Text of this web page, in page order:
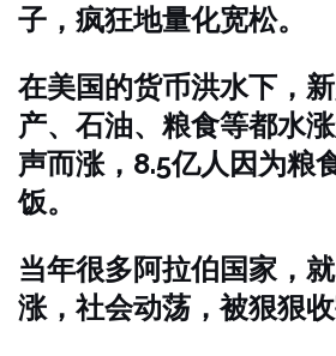
子，疯狂地量化宽松。
在美国的货币洪水下，
产、石油、粮食等都水
声而涨，8.5亿人因为粮
饭。
当年很多阿拉伯国家，
涨，社会动荡，被狠狠